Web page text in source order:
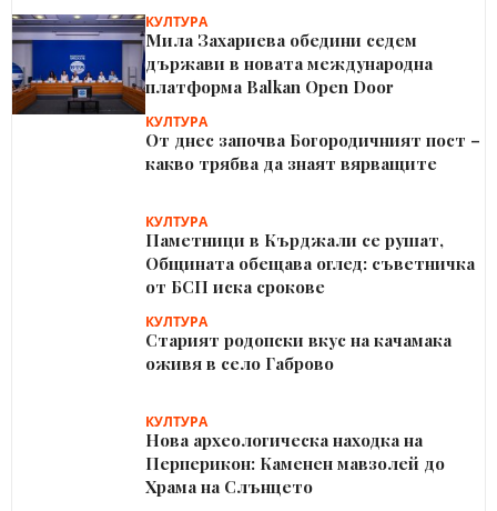
КУЛТУРА
Мила Захариева обедини седем
държави в новата международна
платформа Balkan Open Door
КУЛТУРА
От днес започва Богородичният пост –
какво трябва да знаят вярващите
КУЛТУРА
Паметници в Кърджали се рушат,
Общината обещава оглед: съветничка
от БСП иска срокове
КУЛТУРА
Старият родопски вкус на качамака
оживя в село Габрово
КУЛТУРА
Нова археологическа находка на
Перперикон: Каменен мавзолей до
Храма на Слънцето